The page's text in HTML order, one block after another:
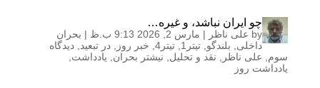
چو ایران نباشد، و غیره…
by علی ناظر | مارس 2, 2026 9:13 ب.ظ | بحران
داخلی
بلندگو تیتر1 تیتر4 , خبر روز در تبعید
دیدگاه
سوم
علی ناظر نقد و تحلیل نیشتر بحران یادداشت
یادداشت روز